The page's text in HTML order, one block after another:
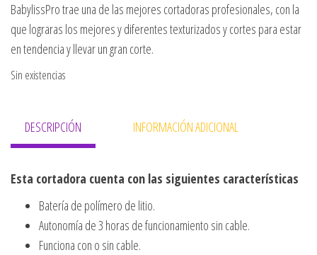
BabylissPro trae una de las mejores cortadoras profesionales, con la
que lograras los mejores y diferentes texturizados y cortes para estar
en tendencia y llevar un gran corte.
Sin existencias
DESCRIPCIÓN INFORMACIÓN ADICIONAL
Esta cortadora cuenta con las siguientes características
Batería de polímero de litio.
Autonomía de 3 horas de funcionamiento sin cable.
Funciona con o sin cable.